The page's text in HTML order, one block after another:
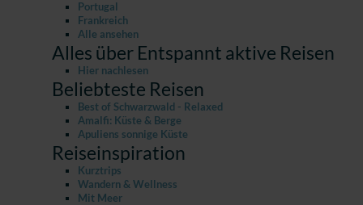
Portugal
Frankreich
Alle ansehen
Alles über Entspannt aktive Reisen
Hier nachlesen
Beliebteste Reisen
Best of Schwarzwald - Relaxed
Amalfi: Küste & Berge
Apuliens sonnige Küste
Reiseinspiration
Kurztrips
Wandern & Wellness
Mit Meer